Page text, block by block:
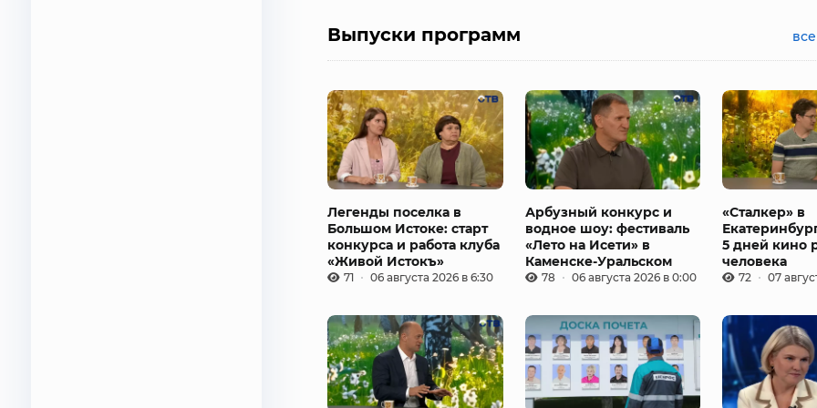
Выпуски программ
Легенды поселка в
Большом Истоке: старт
конкурса и работа клуба
«Живой Истокъ»
71 06 августа 2026 в 6:30
Арбузный конкурс и
водное шоу: фестиваль
«Лето на Исети» в
Каменске-Уральском
78 06 августа 2026 в 0:00
«Сталкер» в
5 дней кино
человека
72 07